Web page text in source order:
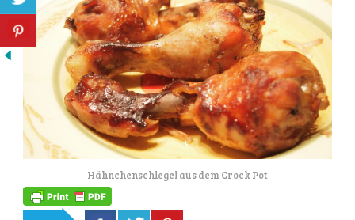
Hähnchenschlegel aus dem Crock Pot